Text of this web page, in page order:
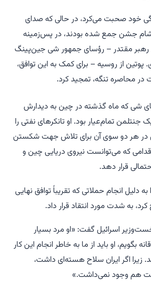
در تولد ۸۰ سالگی خود صحبت می‌کرد، در حالی که صدای
شام جشن جمع شده بودند، در پس‌زمینه
رهبر مقتدر – رؤسای جمهور شی جین‌پینگ
پوتین از روسیه – برای کمک به این توافق،
در محاصره تنگه، تمجید کرد.
شی که ماه گذشته در چین به دیدارش
جنتلمن تمام‌عیار بود. او تانکرهای نفتی را
۲۰ ناوشکن در هر دو سوی آن برای تلاش جهت شکستن
که می‌توانست نیروی دریایی چین و
قرار دهد.
به دلیل انجام حملاتی که تقریباً توافق نهایی
به شدت مورد انتقاد قرار داد.
اسرائیل گفت: «او مرد بسیار
بگویم، او باید از ما به خاطر انجام این کار
زیرا اگر ایران سلاح هسته‌ای داشت،
هم وجود نمی‌داشت.»